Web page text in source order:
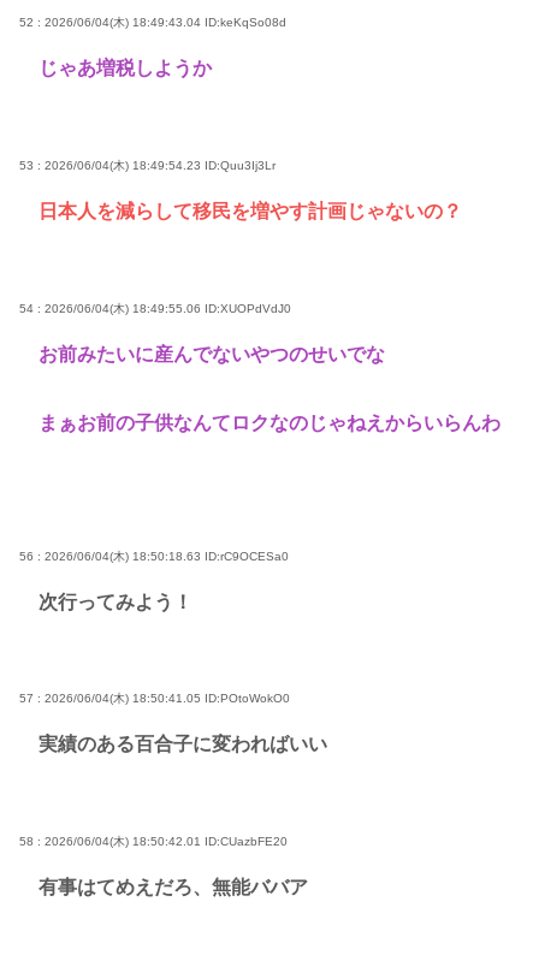
52 : 2026/06/04(木) 18:49:43.04 ID:keKqSo08d
じゃあ増税しようか
53 : 2026/06/04(木) 18:49:54.23 ID:Quu3Ij3Lr
日本人を減らして移民を増やす計画じゃないの？
54 : 2026/06/04(木) 18:49:55.06 ID:XUOPdVdJ0
お前みたいに産んでないやつのせいでな
まぁお前の子供なんてロクなのじゃねえからいらんわ
56 : 2026/06/04(木) 18:50:18.63 ID:rC9OCESa0
次行ってみよう！
57 : 2026/06/04(木) 18:50:41.05 ID:POtoWokO0
実績のある百合子に変わればいい
58 : 2026/06/04(木) 18:50:42.01 ID:CUazbFE20
有事はてめえだろ、無能ババア